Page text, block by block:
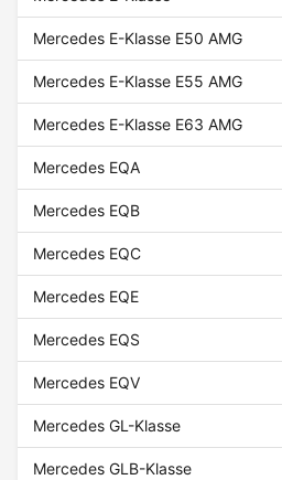
Mercedes E-Klasse E50 AMG
Mercedes E-Klasse E55 AMG
Mercedes E-Klasse E63 AMG
Mercedes EQA
Mercedes EQB
Mercedes EQC
Mercedes EQE
Mercedes EQS
Mercedes EQV
Mercedes GL-Klasse
Mercedes GLB-Klasse